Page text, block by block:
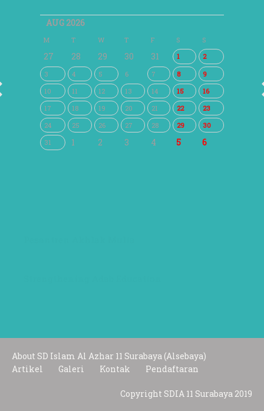
AUG 2026
M T W T F S S
27 28 29 30 31 1
2
3
4 5 6 7 8
9
10
11 12 13 14 15
16
17
18 19 20 21 22
23
24
25 26 27 28 29
30
31
1 2 3 4 5 6
About SD Islam Al Azhar 11 Surabaya (Alsebaya)
Artikel
Galeri Kontak Pendaftaran
Copyright SDIA 11 Surabaya 2019